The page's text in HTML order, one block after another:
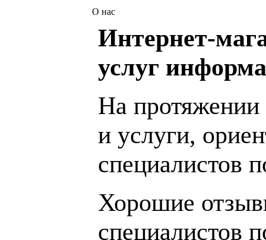
О нас
Интернет-
услуг
На протяжении
и услуги,
специалистов
Хорошие
специалистов